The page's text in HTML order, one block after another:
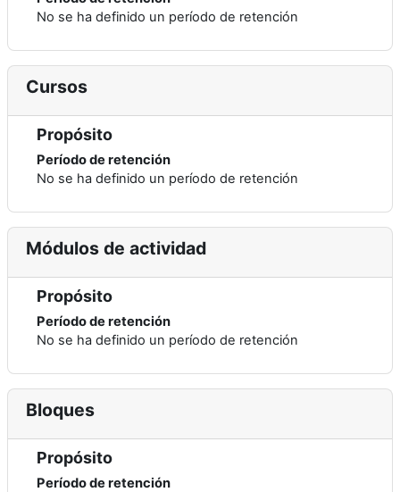
No se ha definido un período de retención
Cursos
Propósito
Período de retención
No se ha definido un período de retención
Módulos de actividad
Propósito
Período de retención
No se ha definido un período de retención
Bloques
Propósito
Período de retención